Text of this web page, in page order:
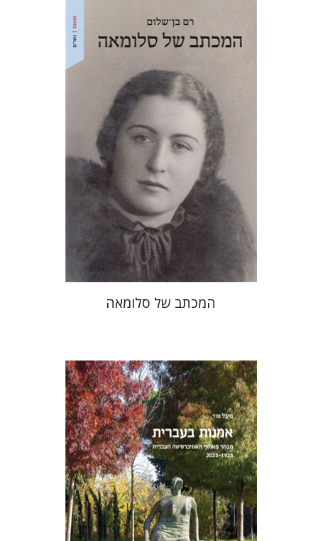
רם בן-שלום
הנחת אתר ספר מודפס
$46
$41
המכתב של סלומאה
מיכל מור